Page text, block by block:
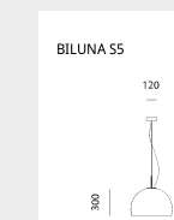
BILUNA S5